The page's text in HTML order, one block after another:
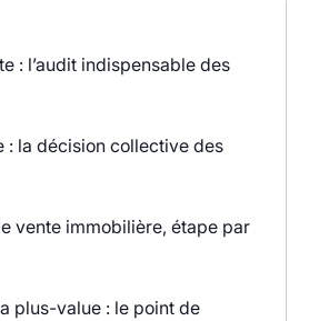
: l’audit indispensable des
: la décision collective des
vente immobilière, étape par
plus-value : le point de